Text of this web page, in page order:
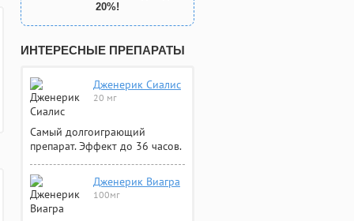
20%!
ИНТЕРЕСНЫЕ ПРЕПАРАТЫ
Дженерик Сиалис
20 мг
Самый долгоиграющий
препарат. Эффект до 36 часов.
Дженерик Виагра
100мг